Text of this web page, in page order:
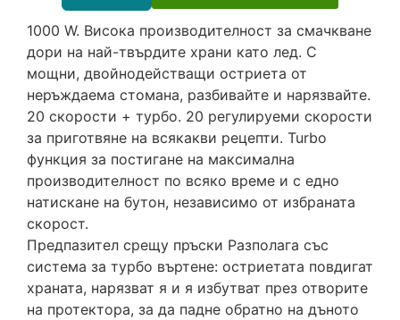
1000 W. Висока производителност за смачкване
дори на най-твърдите храни като лед. С
мощни, двойнодействащи остриета от
неръждаема стомана, разбивайте и нарязвайте.
20 скорости + турбо. 20 регулируеми скорости
за приготвяне на всякакви рецепти. Turbo
функция за постигане на максимална
производителност по всяко време и с едно
натискане на бутон, независимо от избраната
скорост.
Предпазител срещу пръски Разполага със
система за турбо въртене: остриетата повдигат
храната, нарязват я и я избутват през отворите
на протектора, за да падне обратно на дъното